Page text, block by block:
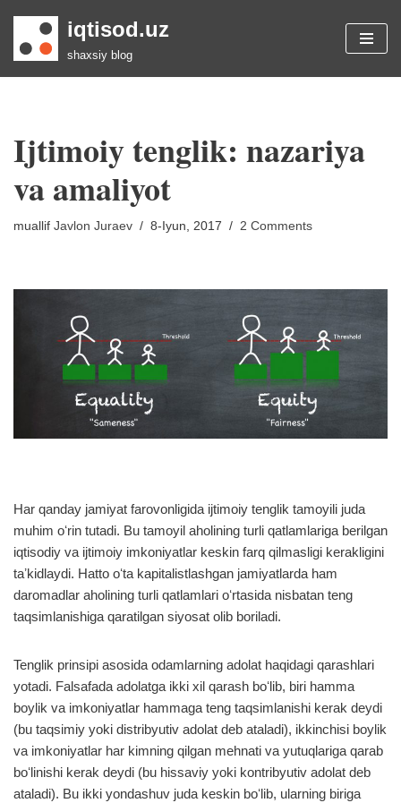
Skip
iqtisod.uz
shaxsiy blog
Ijtimoiy tenglik: nazariya
va amaliyot
muallif Javlon Juraev 8-Iyun, 2017 2 Comments
Har qanday jamiyat farovonligida ijtimoiy tenglik tamoyili juda
muhim oʻrin tutadi. Bu tamoyil aholining turli qatlamlariga berilgan
iqtisodiy va ijtimoiy imkoniyatlar keskin farq qilmasligi kerakligini
taʼkidlaydi. Hatto oʻta kapitalistlashgan jamiyatlarda ham
daromadlar aholining turli qatlamlari oʻrtasida nisbatan teng
taqsimlanishiga qaratilgan siyosat olib boriladi.
Tenglik prinsipi asosida odamlarning adolat haqidagi qarashlari
yotadi. Falsafada adolatga ikki xil qarash boʻlib, biri hamma
boylik va imkoniyatlar hammaga teng taqsimlanishi kerak deydi
(bu taqsimiy yoki distribyutiv adolat deb ataladi), ikkinchisi boylik
va imkoniyatlar har kimning qilgan mehnati va yutuqlariga qarab
boʻlinishi kerak deydi (bu hissaviy yoki kontribyutiv adolat deb
ataladi). Bu ikki yondashuv juda keskin boʻlib, ularning biriga